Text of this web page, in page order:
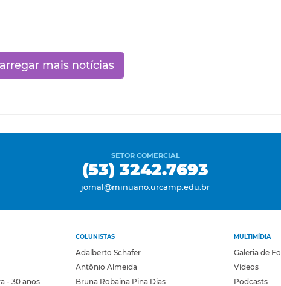
mais notícias
SETOR COMERCIAL
(53) 3242.7693
jornal@minuano.urcamp.edu.br
- 30 anos
COLUNISTAS
Adalberto Schafer
Antônio Almeida
Bruna Robaina Pina Dias
MULTIMÍDIA
Galeria de
Vídeos
Podcasts